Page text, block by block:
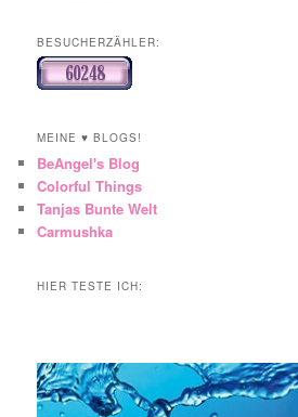
BESUCHERZÄHLER:
MEINE ♥ BLOGS!
BeAngel's Blog
Colorful Things
Tanjas Bunte Welt
Carmushka
HIER TESTE ICH: